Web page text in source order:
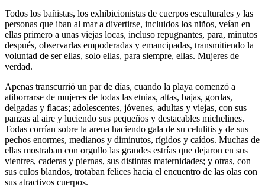
Todos los bañistas, los exhibicionistas de cuerpos esculturales y las
personas que iban al mar a divertirse, incluidos los niños, veían en
ellas primero a unas viejas locas, incluso repugnantes, para, minutos
después, observarlas empoderadas y emancipadas, transmitiendo la
voluntad de ser ellas, solo ellas, para siempre, ellas. Mujeres de
verdad.
Apenas transcurrió un par de días, cuando la playa comenzó a
atiborrarse de mujeres de todas las etnias, altas, bajas, gordas,
delgadas y flacas; adolescentes, jóvenes, adultas y viejas, con sus
panzas al aire y luciendo sus pequeños y destacables michelines.
Todas corrían sobre la arena haciendo gala de su celulitis y de sus
pechos enormes, medianos y diminutos, rígidos y caídos. Muchas de
ellas mostraban con orgullo las grandes estrías que dejaron en sus
vientres, caderas y piernas, sus distintas maternidades; y otras, con
sus culos blandos, trotaban felices hacia el encuentro de las olas con
sus atractivos cuerpos.